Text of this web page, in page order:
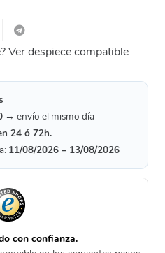
Ver despiece compatible
→ envío el mismo día
24 ó 72h.
11/08/2026 – 13/08/2026